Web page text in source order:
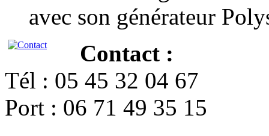
avec son générateur
Contact :
Tél : 05 45 32 04 67
Port : 06 71 49 35 15